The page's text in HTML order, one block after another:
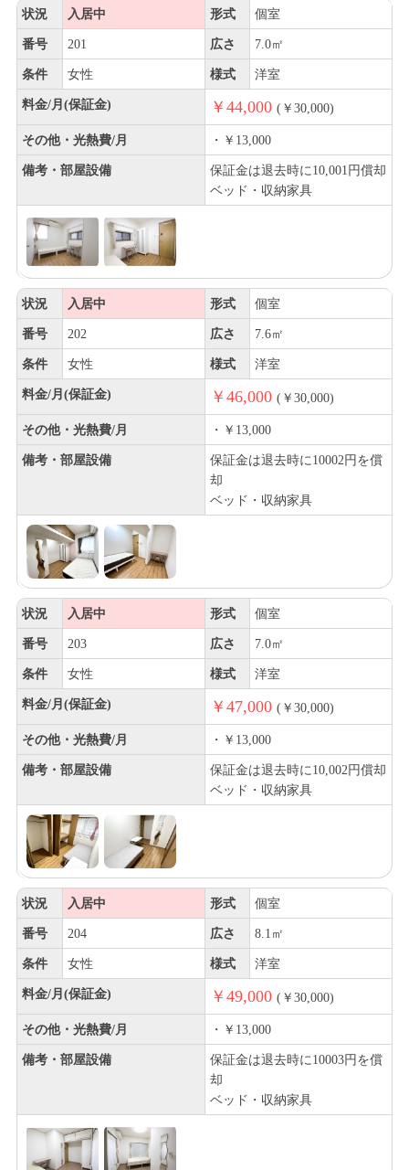
状況 入居中 形式 個室
番号 201 広さ 7.0㎡
条件 女性 様式 洋室
料金/月(保証金) ￥44,000 (￥30,000)
その他・光熱費/月 ・￥13,000
備考・部屋設備
保証金は退去時に10,001円償却
ベッド・収納家具
状況 入居中 形式 個室
番号 202 広さ 7.6㎡
条件 女性 様式 洋室
料金/月(保証金) ￥46,000 (￥30,000)
その他・光熱費/月 ・￥13,000
備考・部屋設備
保証金は退去時に10002円を償
却
ベッド・収納家具
状況 入居中 形式 個室
番号 203 広さ 7.0㎡
条件 女性 様式 洋室
料金/月(保証金) ￥47,000 (￥30,000)
その他・光熱費/月 ・￥13,000
備考・部屋設備
保証金は退去時に10,002円償却
ベッド・収納家具
状況 入居中 形式 個室
番号 204 広さ 8.1㎡
条件 女性 様式 洋室
料金/月(保証金) ￥49,000 (￥30,000)
その他・光熱費/月 ・￥13,000
備考・部屋設備
保証金は退去時に10003円を償
却
ベッド・収納家具